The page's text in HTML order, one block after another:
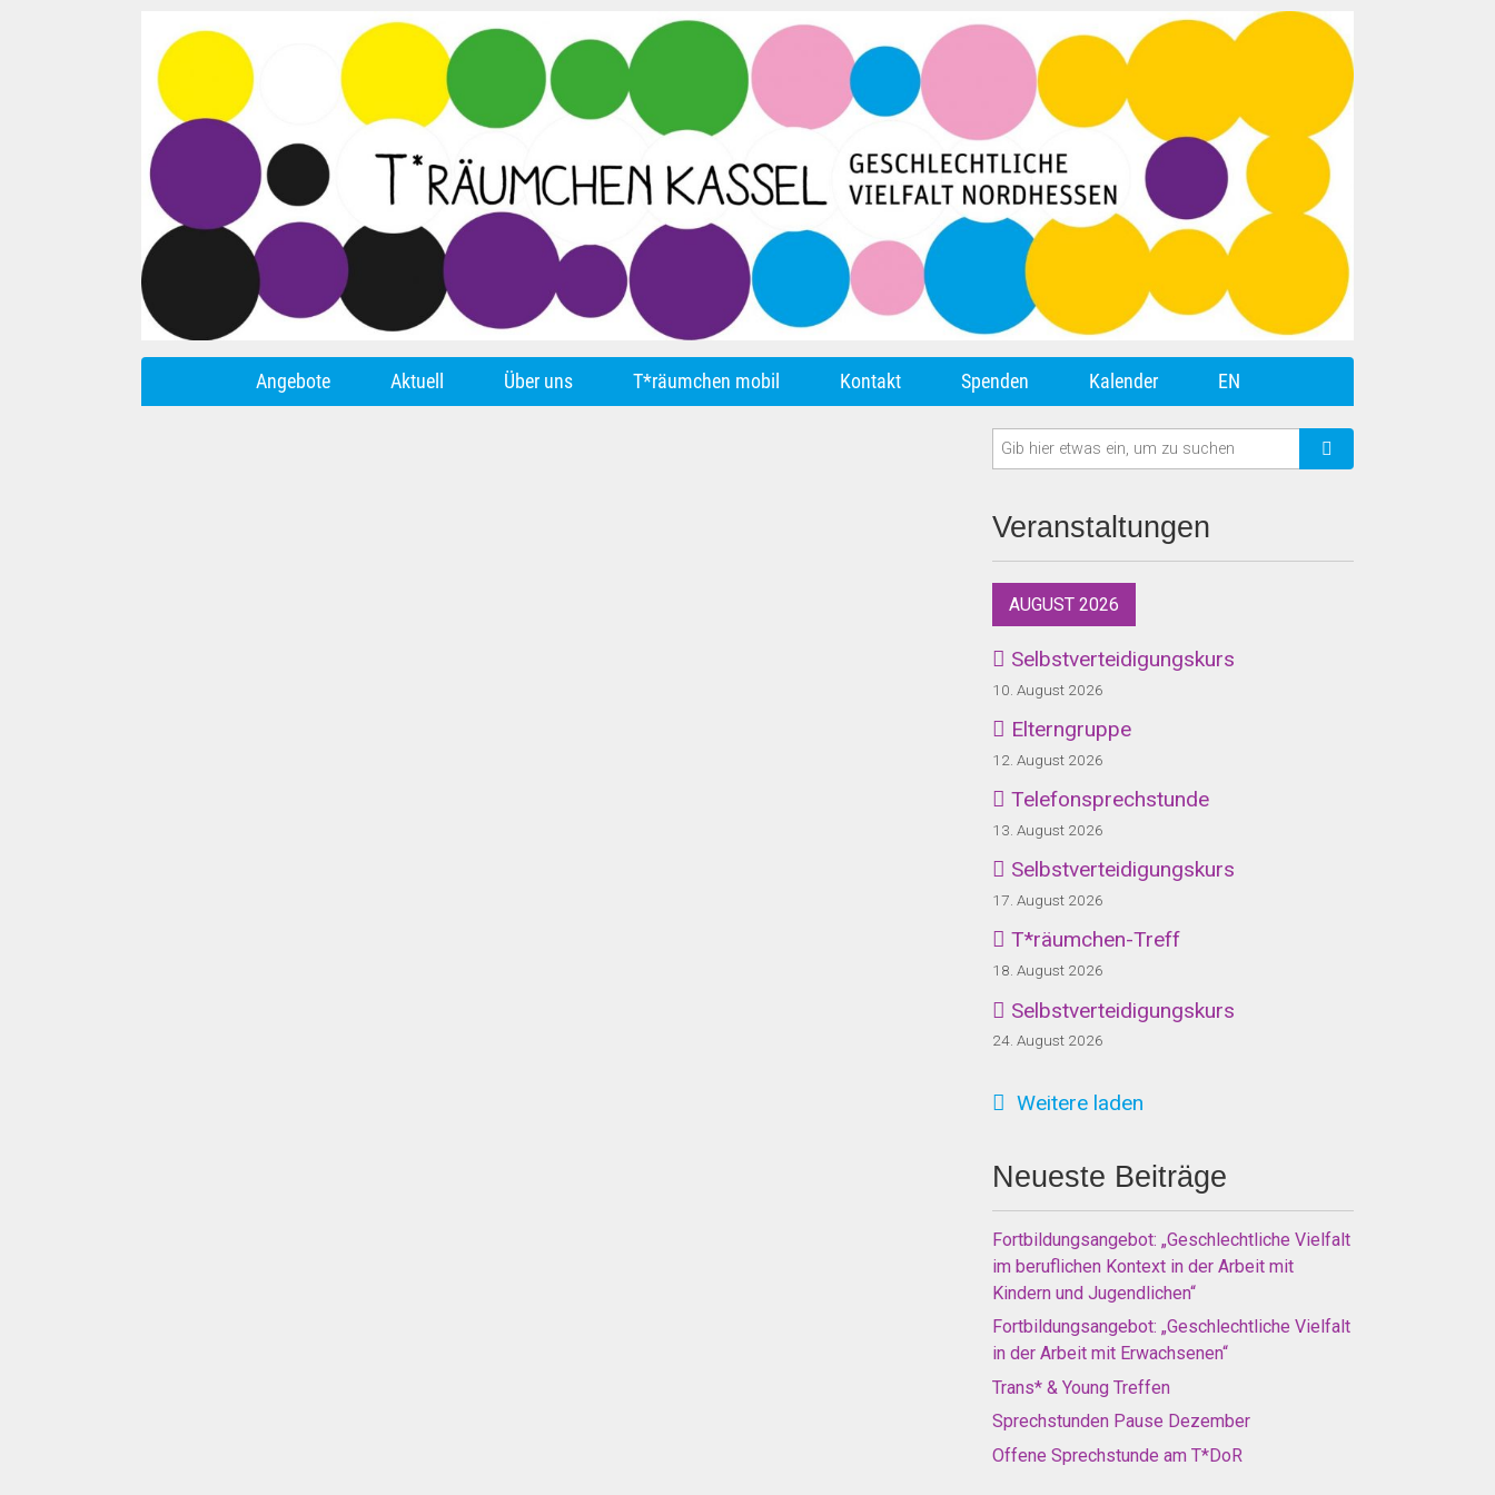
Angebote Aktuell Über uns T*räumchen mobil Kontakt Spenden Kalender EN
Veranstaltungen
AUGUST 2026
Selbstverteidigungskurs
10. August 2026
Elterngruppe
12. August 2026
Telefonsprechstunde
13. August 2026
Selbstverteidigungskurs
17. August 2026
T*räumchen-Treff
18. August 2026
Selbstverteidigungskurs
24. August 2026
Weitere laden
Neueste Beiträge
Fortbildungsangebot: „Geschlechtliche Vielfalt
im beruflichen Kontext in der Arbeit mit
Kindern und Jugendlichen“
Fortbildungsangebot: „Geschlechtliche Vielfalt
in der Arbeit mit Erwachsenen“
Trans* & Young Treffen
Sprechstunden Pause Dezember
Offene Sprechstunde am T*DoR